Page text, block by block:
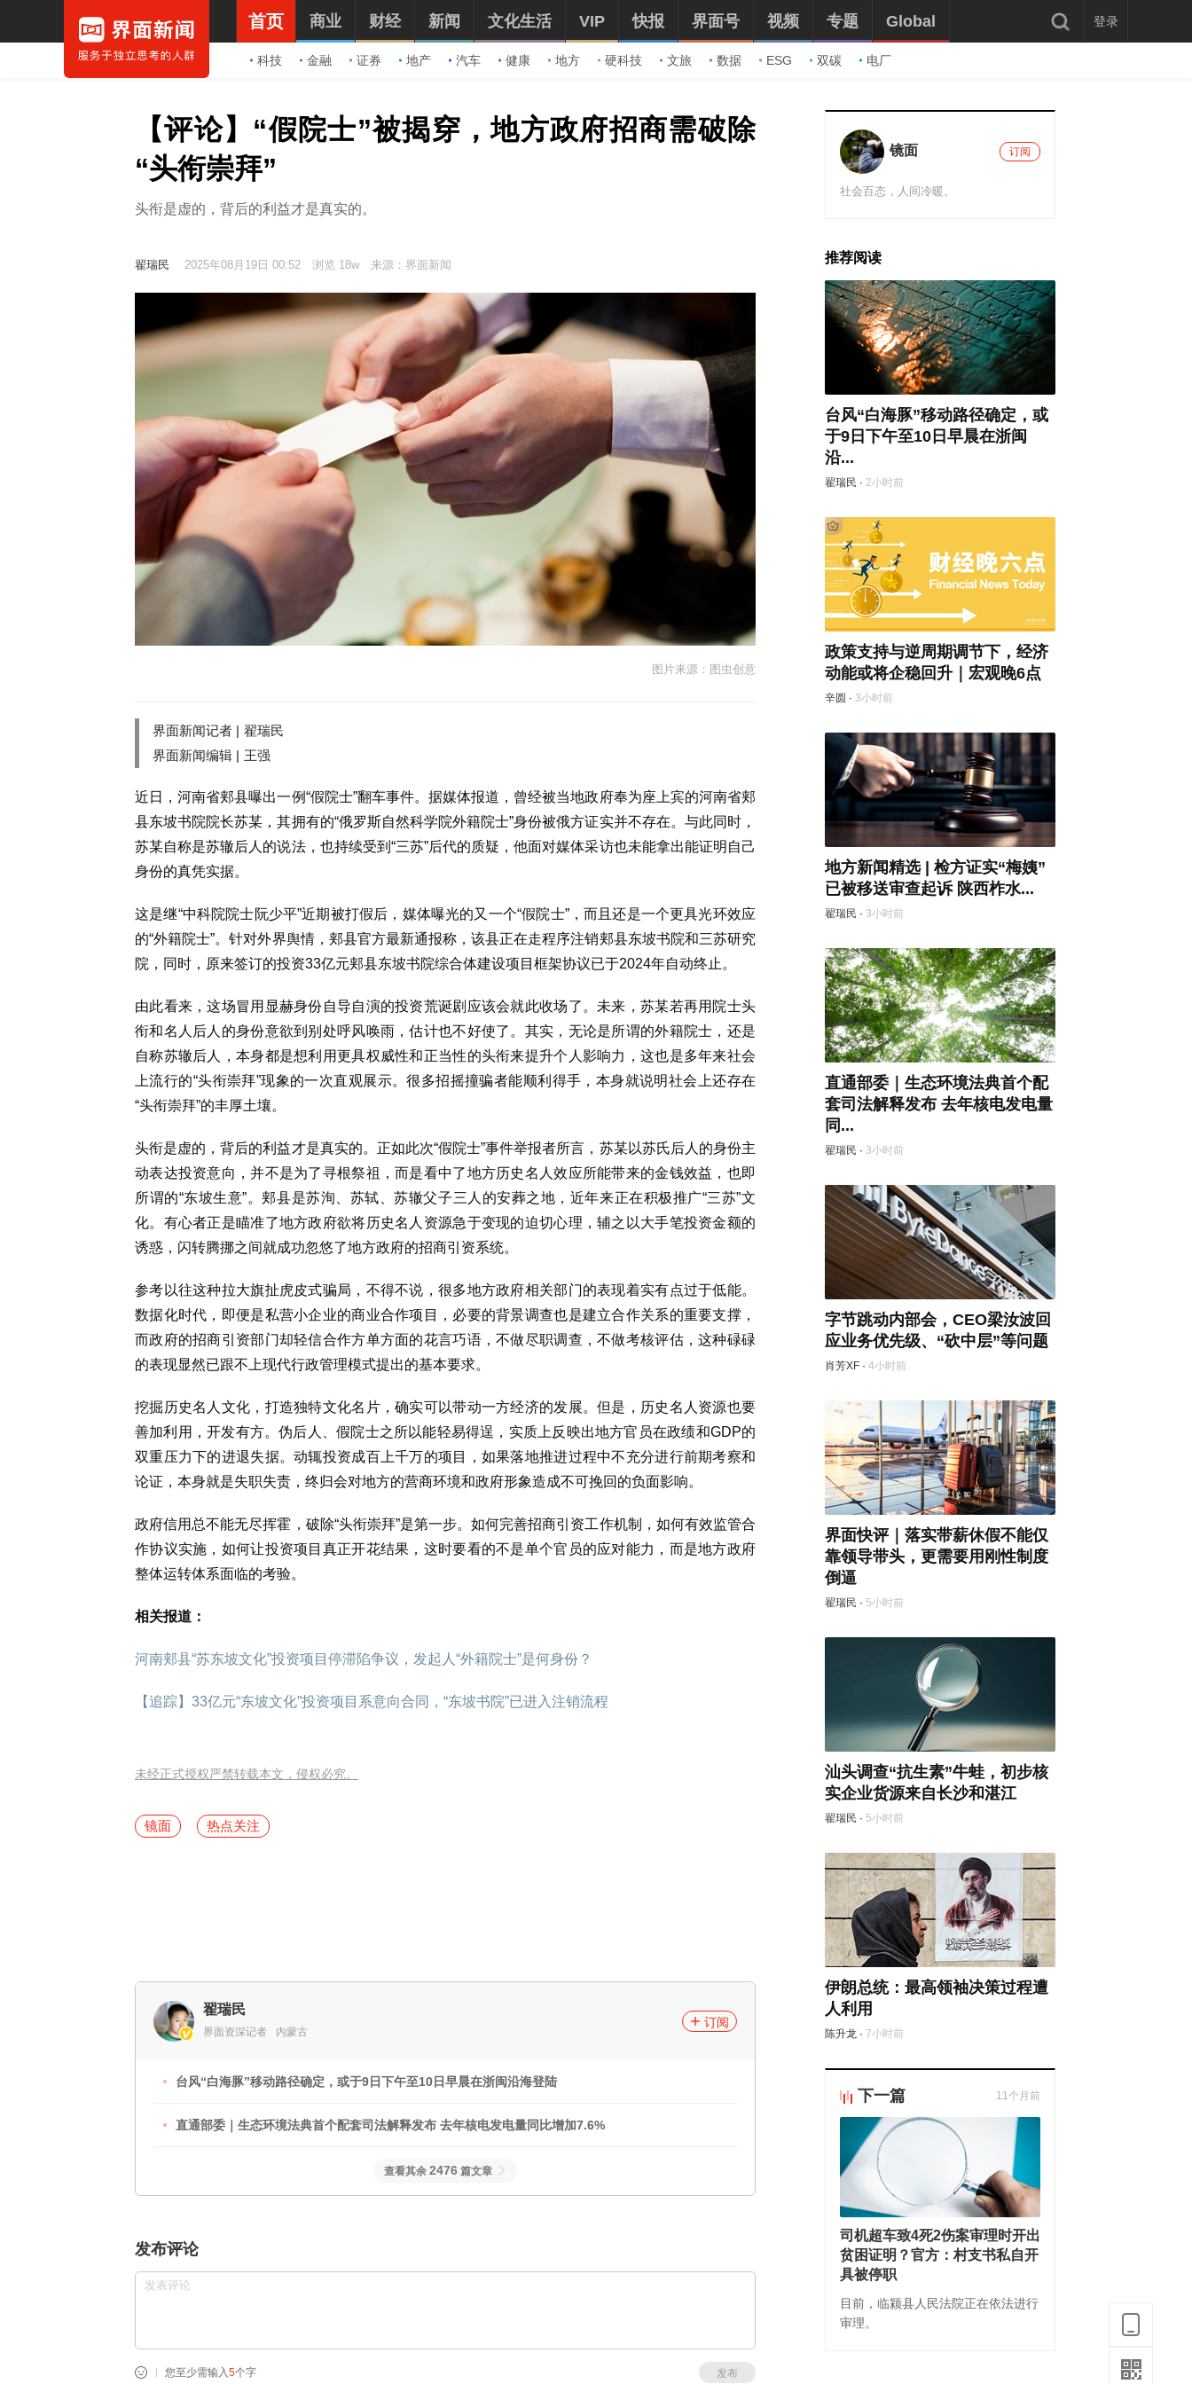
首页
科技 金融 证券 地产 汽车 健康 地方 硬科技 文旅 数据 ESG 双碳 电厂
商业 财经 新闻 文化生活 VIP 快报 界面号 视频 专题 Global 登录
【评论】“假院士”被揭穿，地方政府招商需破除
“头衔崇拜”
头衔是虚的，背后的利益才是真实的。
翟瑞民 2025年08月19日 00:52 浏览 18w 来源：界面新闻
图片来源：图虫创意
界面新闻记者 | 翟瑞民
界面新闻编辑 | 王强
近日，河南省郏县曝出一例“假院士”翻车事件。据媒体报道，曾经被当地政府奉为座上宾的河南省郏
县东坡书院院长苏某，其拥有的“俄罗斯自然科学院外籍院士”身份被俄方证实并不存在。与此同时，
苏某自称是苏辙后人的说法，也持续受到“三苏”后代的质疑，他面对媒体采访也未能拿出能证明自己
身份的真凭实据。
这是继“中科院院士阮少平”近期被打假后，媒体曝光的又一个“假院士”，而且还是一个更具光环效应
的“外籍院士”。针对外界舆情，郏县官方最新通报称，该县正在走程序注销郏县东坡书院和三苏研究
院，同时，原来签订的投资33亿元郏县东坡书院综合体建设项目框架协议已于2024年自动终止。
由此看来，这场冒用显赫身份自导自演的投资荒诞剧应该会就此收场了。未来，苏某若再用院士头
衔和名人后人的身份意欲到别处呼风唤雨，估计也不好使了。其实，无论是所谓的外籍院士，还是
自称苏辙后人，本身都是想利用更具权威性和正当性的头衔来提升个人影响力，这也是多年来社会
上流行的“头衔崇拜”现象的一次直观展示。很多招摇撞骗者能顺利得手，本身就说明社会上还存在
“头衔崇拜”的丰厚土壤。
头衔是虚的，背后的利益才是真实的。正如此次“假院士”事件举报者所言，苏某以苏氏后人的身份主
动表达投资意向，并不是为了寻根祭祖，而是看中了地方历史名人效应所能带来的金钱效益，也即
所谓的“东坡生意”。郏县是苏洵、苏轼、苏辙父子三人的安葬之地，近年来正在积极推广“三苏”文
化。有心者正是瞄准了地方政府欲将历史名人资源急于变现的迫切心理，辅之以大手笔投资金额的
诱惑，闪转腾挪之间就成功忽悠了地方政府的招商引资系统。
参考以往这种拉大旗扯虎皮式骗局，不得不说，很多地方政府相关部门的表现着实有点过于低能。
数据化时代，即便是私营小企业的商业合作项目，必要的背景调查也是建立合作关系的重要支撑，
而政府的招商引资部门却轻信合作方单方面的花言巧语，不做尽职调查，不做考核评估，这种碌碌
的表现显然已跟不上现代行政管理模式提出的基本要求。
挖掘历史名人文化，打造独特文化名片，确实可以带动一方经济的发展。但是，历史名人资源也要
善加利用，开发有方。伪后人、假院士之所以能轻易得逞，实质上反映出地方官员在政绩和GDP的
双重压力下的进退失据。动辄投资成百上千万的项目，如果落地推进过程中不充分进行前期考察和
论证，本身就是失职失责，终归会对地方的营商环境和政府形象造成不可挽回的负面影响。
政府信用总不能无尽挥霍，破除“头衔崇拜”是第一步。如何完善招商引资工作机制，如何有效监管合
作协议实施，如何让投资项目真正开花结果，这时要看的不是单个官员的应对能力，而是地方政府
整体运转体系面临的考验。
相关报道：
河南郏县“苏东坡文化”投资项目停滞陷争议，发起人“外籍院士”是何身份？
【追踪】33亿元“东坡文化”投资项目系意向合同，“东坡书院”已进入注销流程
未经正式授权严禁转载本文，侵权必究。
镜面 热点关注
翟瑞民
界面资深记者 内蒙古
订阅
台风“白海豚”移动路径确定，或于9日下午至10日早晨在浙闽沿海登陆
直通部委｜生态环境法典首个配套司法解释发布 去年核电发电量同比增加7.6%
查看其余 2476 篇文章
发布评论
您至少需输入 5个字 发布
镜面 订阅
社会百态，人间冷暖。
推荐阅读
台风“白海豚”移动路径确定，或
于9日下午至10日早晨在浙闽
沿...
翟瑞民 · 2小时前
政策支持与逆周期调节下，经济
动能或将企稳回升｜宏观晚6点
辛圆 · 3小时前
地方新闻精选 | 检方证实“梅姨”
已被移送审查起诉 陕西柞水...
翟瑞民 · 3小时前
直通部委｜生态环境法典首个配
套司法解释发布 去年核电发电量
同...
翟瑞民 · 3小时前
字节跳动内部会，CEO梁汝波回
应业务优先级、“砍中层”等问题
肖芳XF · 4小时前
界面快评｜落实带薪休假不能仅
靠领导带头，更需要用刚性制度
倒逼
翟瑞民 · 5小时前
汕头调查“抗生素”牛蛙，初步核
实企业货源来自长沙和湛江
翟瑞民 · 5小时前
伊朗总统：最高领袖决策过程遭
人利用
陈升龙 · 7小时前
下一篇 11个月前
司机超车致4死2伤案审理时开出
贫困证明？官方：村支书私自开
具被停职
目前，临颍县人民法院正在依法进行
审理。